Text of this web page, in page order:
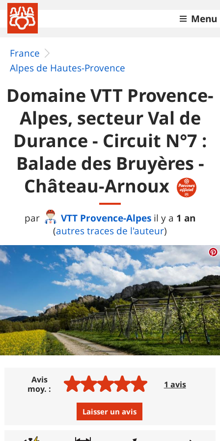
Menu
France
Alpes de Hautes-Provence
Domaine VTT Provence-
Alpes, secteur Val de
Durance - Circuit N°7 :
Balade des Bruyères -
Château-Arnoux
par VTT Provence-Alpes il y a 1 an
(autres traces de l'auteur)
Avis
moy. :
1 avis
Laisser un avis